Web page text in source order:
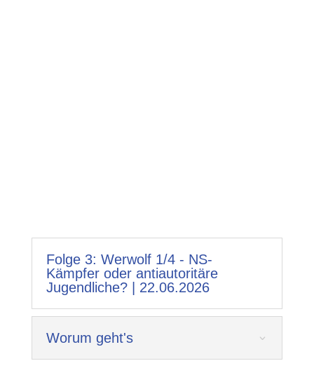
Folge 3: Werwolf 1/4 - NS-
Kämpfer oder antiautoritäre
Jugendliche? | 22.06.2026
Worum geht's